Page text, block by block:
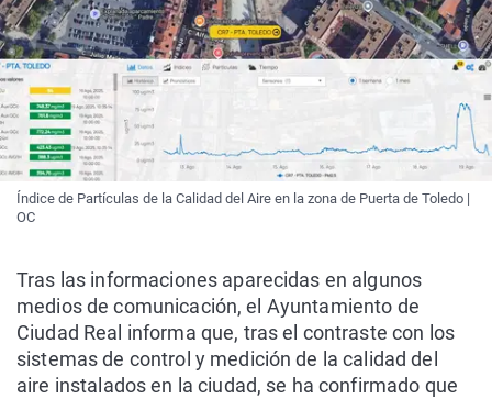
Índice de Partículas de la Calidad del Aire en la zona de Puerta de Toledo |
OC
Tras las informaciones aparecidas en algunos
medios de comunicación, el Ayuntamiento de
Ciudad Real informa que, tras el contraste con los
sistemas de control y medición de la calidad del
aire instalados en la ciudad, se ha confirmado que